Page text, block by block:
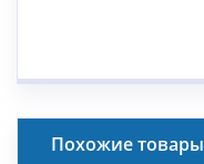
Похожие товары